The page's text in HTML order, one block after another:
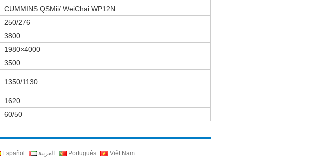
CUMMINS QSMii/ WeiChai WP12N
250/276
3800
1980×4000
3500
1350/1130
1620
60/50
Español العربية Português Việt Nam